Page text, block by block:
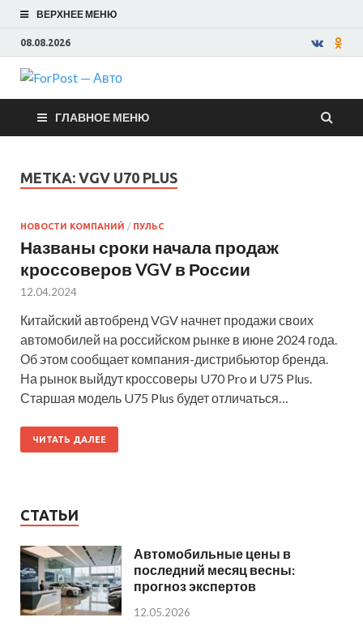
ВЕРХНЕЕ МЕНЮ
08.08.2026
ForPost —
Авто
ГЛАВНОЕ МЕНЮ
МЕТКА: VGV U70 PLUS
НОВОСТИ КОМПАНИЙ / ПУЛЬС
Названы сроки начала продаж
кроссоверов VGV в России
12.04.2024
Китайский автобренд VGV начнет продажи своих
автомобилей на российском рынке в июне 2024 года.
Об этом сообщает компания-дистрибьютор бренда.
На рынок выйдут кроссоверы U70 Pro и U75 Plus.
Старшая модель U75 Plus будет отличаться…
ЧИТАТЬ ДАЛЕЕ
СТАТЬИ
Автомобильные цены в
последний месяц весны:
прогноз экспертов
12.05.2026